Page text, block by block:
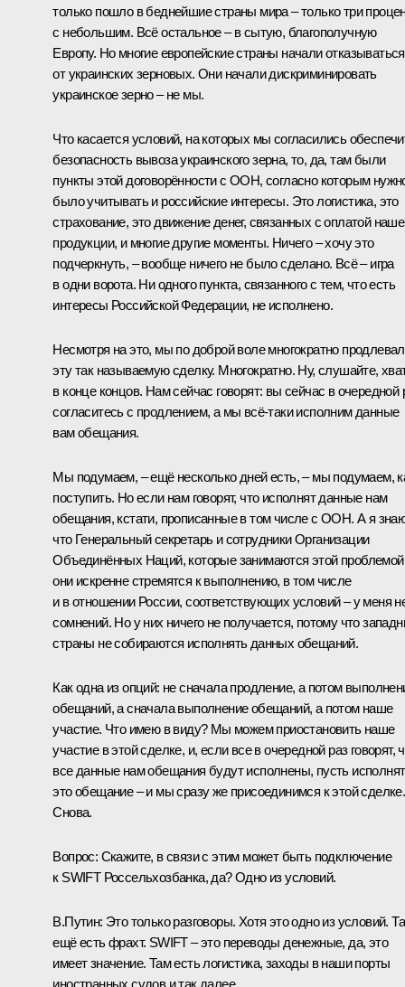
только пошло в беднейшие страны мира – только три
с небольшим. Всё остальное – в сытую, благополучную
Европу. Но многие европейские страны начали отказываться
от украинских зерновых. Они начали дискриминировать
украинское зерно – не мы.
Что касается условий, на которых мы согласились
безопасность вывоза украинского зерна, то, да, там были
пункты этой договорённости с ООН, согласно которым
было учитывать и российские интересы. Это логистика, это
страхование, это движение денег, связанных с оплатой
продукции, и многие другие моменты. Ничего – хочу это
подчеркнуть, – вообще ничего не было сделано. Всё – игра
в одни ворота. Ни одного пункта, связанного с тем, что есть
интересы Российской Федерации, не исполнено.
Несмотря на это, мы по доброй воле многократно
эту так называемую сделку. Многократно. Ну, слушайте,
в конце концов. Нам сейчас говорят: вы сейчас в очередной
согласитесь с продлением, а мы всё-таки исполним данные
вам обещания.
Мы подумаем, – ещё несколько дней есть, – мы подумаем,
поступить. Но если нам говорят, что исполнят данные нам
обещания, кстати, прописанные в том числе с ООН. А я
что Генеральный секретарь и сотрудники Организации
Объединённых Наций, которые занимаются этой
они искренне стремятся к выполнению, в том числе
и в отношении России, соответствующих условий – у меня
сомнений. Но у них ничего не получается, потому что
страны не собираются исполнять данных обещаний.
Как одна из опций: не сначала продление, а потом
обещаний, а сначала выполнение обещаний, а потом наше
участие. Что имею в виду? Мы можем приостановить наше
участие в этой сделке, и, если все в очередной раз говорят,
все данные нам обещания будут исполнены, пусть исполнят
это обещание – и мы сразу же присоединимся к этой сделке.
Снова.
Вопрос: Скажите, в связи с этим может быть подключение
к SWIFT Россельхозбанка, да? Одно из условий.
В.Путин: Это только разговоры. Хотя это одно из условий.
ещё есть фрахт. SWIFT – это переводы денежные, да, это
имеет значение. Там есть логистика, заходы в наши порты
иностранных судов и так далее.